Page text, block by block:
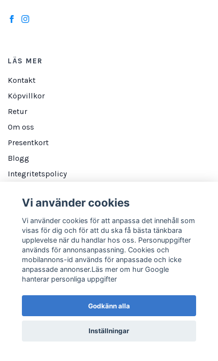
LÄS MER
Kontakt
Köpvillkor
Retur
Om oss
Presentkort
Blogg
Integritetspolicy
Logga in
NYHETSBREV
E-postadress
Prenumerera
Vi använder cookies
Vi använder cookies för att anpassa det innehåll som
visas för dig och för att du ska få bästa tänkbara
upplevelse när du handlar hos oss. Personuppgifter
används för annonsanpassning. Cookies och
mobilannons-id används för anpassade och icke
anpassade annonser.Läs mer om hur Google
hanterar personliga uppgifter
Godkänn alla
Inställningar